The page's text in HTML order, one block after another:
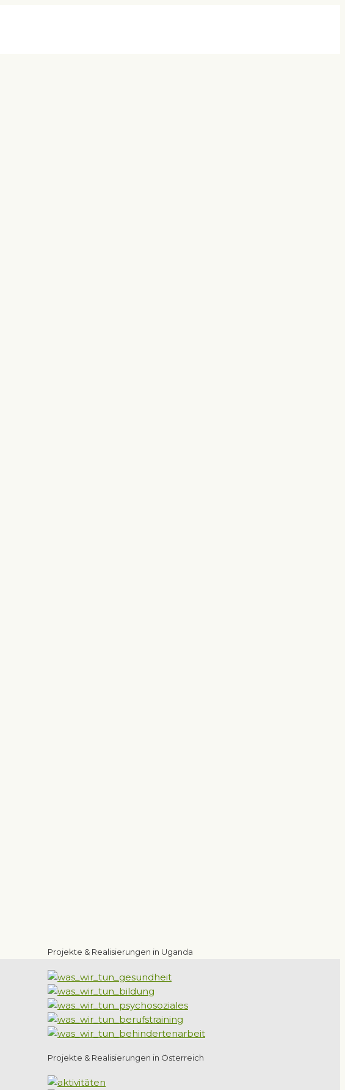
Projekte & Realisierungen in Uganda
Projekte & Realisierungen in Österreich